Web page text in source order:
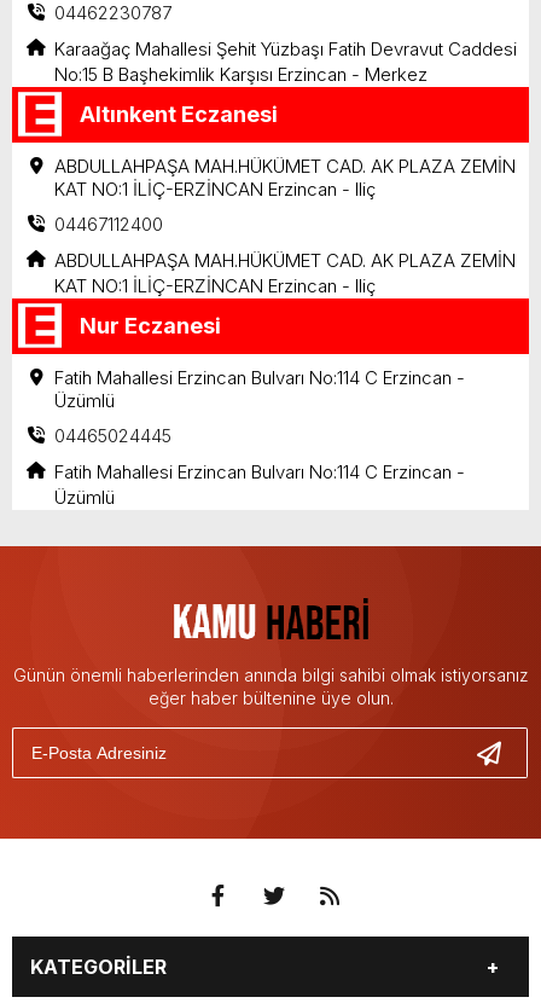
04462230787
Karaağaç Mahallesi Şehit Yüzbaşı Fatih Devravut Caddesi
No:15 B Başhekimlik Karşısı Erzincan - Merkez
Altınkent Eczanesi
ABDULLAHPAŞA MAH.HÜKÜMET CAD. AK PLAZA ZEMİN
KAT NO:1 İLİÇ-ERZİNCAN Erzincan - Iliç
04467112400
ABDULLAHPAŞA MAH.HÜKÜMET CAD. AK PLAZA ZEMİN
KAT NO:1 İLİÇ-ERZİNCAN Erzincan - Iliç
Nur Eczanesi
Fatih Mahallesi Erzincan Bulvarı No:114 C Erzincan -
Üzümlü
04465024445
Fatih Mahallesi Erzincan Bulvarı No:114 C Erzincan -
Üzümlü
Günün önemli haberlerinden anında bilgi sahibi olmak istiyorsanız
eğer haber bültenine üye olun.
KATEGORİLER